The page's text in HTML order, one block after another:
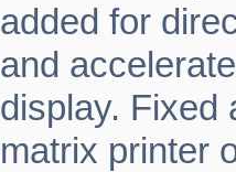
added for
and
display. Fixed
matrix printer